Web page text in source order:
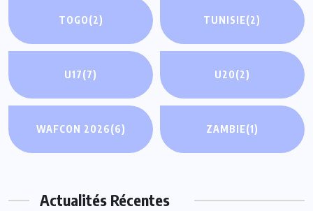
TOGO(2) TUNISIE(2)
U17(7) U20(2)
WAFCON 2026(6) ZAMBIE(1)
Actualités Récentes